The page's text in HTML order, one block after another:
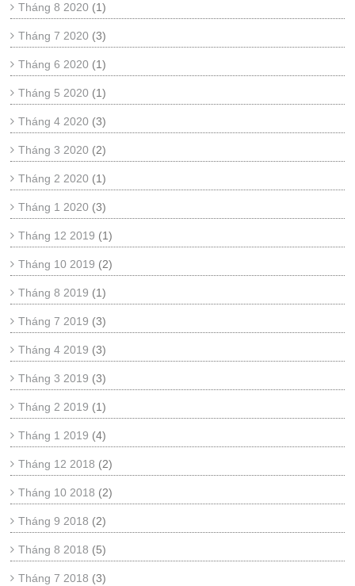
Tháng 8 2020 (1)
Tháng 7 2020 (3)
Tháng 6 2020 (1)
Tháng 5 2020 (1)
Tháng 4 2020 (3)
Tháng 3 2020 (2)
Tháng 2 2020 (1)
Tháng 1 2020 (3)
Tháng 12 2019 (1)
Tháng 10 2019 (2)
Tháng 8 2019 (1)
Tháng 7 2019 (3)
Tháng 4 2019 (3)
Tháng 3 2019 (3)
Tháng 2 2019 (1)
Tháng 1 2019 (4)
Tháng 12 2018 (2)
Tháng 10 2018 (2)
Tháng 9 2018 (2)
Tháng 8 2018 (5)
Tháng 7 2018 (3)